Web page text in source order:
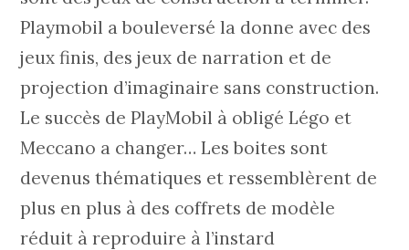
Playmobil a bouleversé la donne avec des
jeux finis, des jeux de narration et de
projection d’imaginaire sans construction.
Le succès de PlayMobil à obligé Légo et
Meccano a changer… Les boites sont
devenus thématiques et ressemblèrent de
plus en plus à des coffrets de modèle
réduit à reproduire à l’instard